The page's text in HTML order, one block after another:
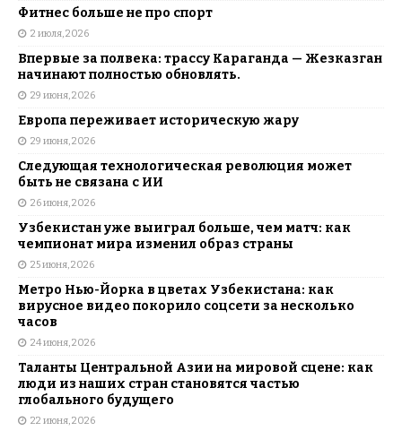
Фитнес больше не про спорт
2 июля, 2026
Впервые за полвека: трассу Караганда — Жезказган
начинают полностью обновлять.
29 июня, 2026
Европа переживает историческую жару
29 июня, 2026
Следующая технологическая революция может
быть не связана с ИИ
26 июня, 2026
Узбекистан уже выиграл больше, чем матч: как
чемпионат мира изменил образ страны
25 июня, 2026
Метро Нью-Йорка в цветах Узбекистана: как
вирусное видео покорило соцсети за несколько
часов
24 июня, 2026
Таланты Центральной Азии на мировой сцене: как
люди из наших стран становятся частью
глобального будущего
22 июня, 2026